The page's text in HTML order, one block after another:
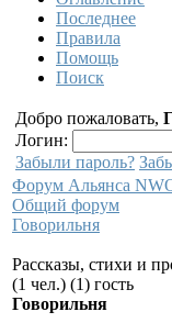
Последнее
Правила
Помощь
Поиск
Добро пожаловать,
Логин:
Забыли пароль?
Форум Альянса
Общий форум
Говорильня
Рассказы, стихи и
(1 чел.) (1) гость
Говорильня